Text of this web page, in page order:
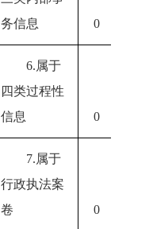
务信息
0
6.属于
四类过程性
信息
0
7.属于
行政执法案
卷
0